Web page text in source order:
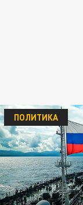
ПОЛИТИКА